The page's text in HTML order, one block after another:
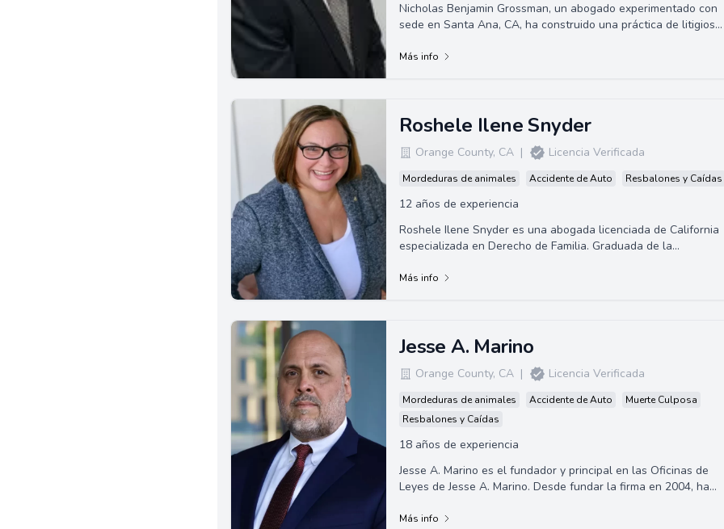
Nicholas Benjamin Grossman, un abogado experimentado con
sede en Santa Ana, CA, ha construido una práctica de litigios
Más info
Roshele Ilene Snyder
Orange County, CA | Licencia Verificada
Mordeduras de animales Accidente de Auto Resbalones y Caídas
12 años de experiencia
Roshele Ilene Snyder es una abogada licenciada de California
especializada en Derecho de Familia. Graduada de la
Más info
Jesse A. Marino
Orange County, CA | Licencia Verificada
Mordeduras de animales Accidente de Auto
Muerte Culposa
Resbalones y Caídas
18 años de experiencia
Jesse A. Marino es el fundador y principal en las Oficinas de
Leyes de Jesse A. Marino. Desde fundar la firma en 2004, ha
Más info